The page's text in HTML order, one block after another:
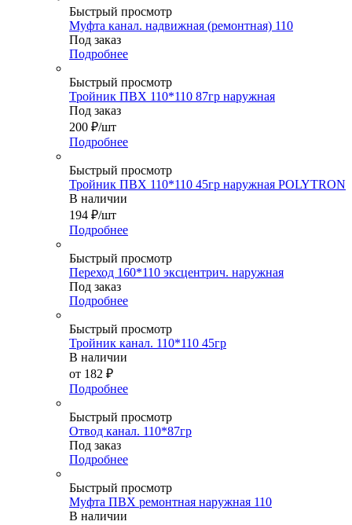
Быстрый просмотр
Муфта канал. надвижная (ремонтная) 110
Под заказ
Подробнее
Быстрый просмотр
Тройник ПВХ 110*110 87гр наружная
Под заказ
200 ₽/шт
Подробнее
Быстрый просмотр
Тройник ПВХ 110*110 45гр наружная POLYTRON
В наличии
194 ₽/шт
Подробнее
Быстрый просмотр
Переход 160*110 эксцентрич. наружная
Под заказ
Подробнее
Быстрый просмотр
Тройник канал. 110*110 45гр
В наличии
от 182 ₽
Подробнее
Быстрый просмотр
Отвод канал. 110*87гр
Под заказ
Подробнее
Быстрый просмотр
Муфта ПВХ ремонтная наружная 110
В наличии